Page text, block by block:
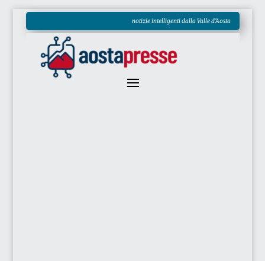
notizie intelligenti dalla Valle d'Aosta